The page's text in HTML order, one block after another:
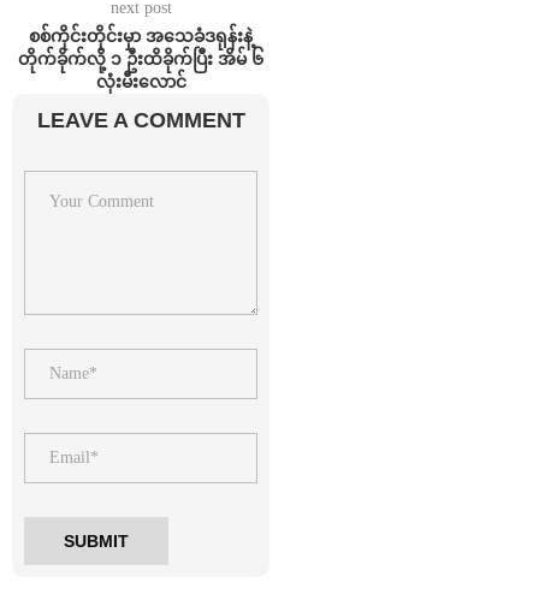
next post
စစ်ကိုင်းတိုင်းမှာ အသေခံဒရုန်းနဲ့
တိုက်ခိုက်လို့ ၁ ဦးထိခိုက်ပြီး အိမ် ၆
လုံးမီးလောင်
LEAVE A COMMENT